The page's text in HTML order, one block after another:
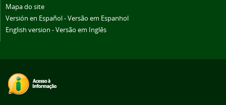
Mapa do site
Versión en Español - Versão em Espanhol
English version - Versão em Inglês